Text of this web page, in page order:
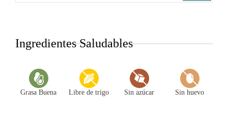
Ingredientes Saludables
Grasa Buena Libre de trigo Sin azúcar Sin huevo